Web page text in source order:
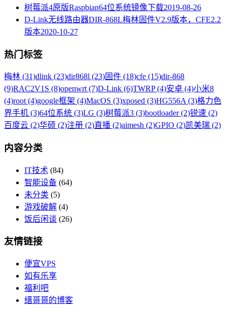
树莓派4原版Raspbian64位系统镜像下载2019-08-26
D-Link无线路由器DIR-868L梅林固件V2.9版本，CFE2.2
版本2020-10-27
热门标签
梅林 (31)dlink (23)dir868l (23)固件 (18)cfe (15)dir-868
(9)RAC2V1S (8)openwrt (7)D-Link (6)TWRP (4)安卓 (4)小米8
(4)root (4)google框架 (4)MacOS (3)xposed (3)HG556A (3)格力色
界手机 (3)64位系统 (3)LG (3)树莓派3 (3)bootloader (2)锐速 (2)
百度云 (2)华硕 (2)注册 (2)直播 (2)aimesh (2)GPIO (2)凯美瑞 (2)
内容分类
IT技术 (84)
智能设备 (64)
未分类 (5)
游戏破解 (4)
饭后闲谈 (26)
友情链接
便宜VPS
如有乐享
福利吧
缙哥哥的博客